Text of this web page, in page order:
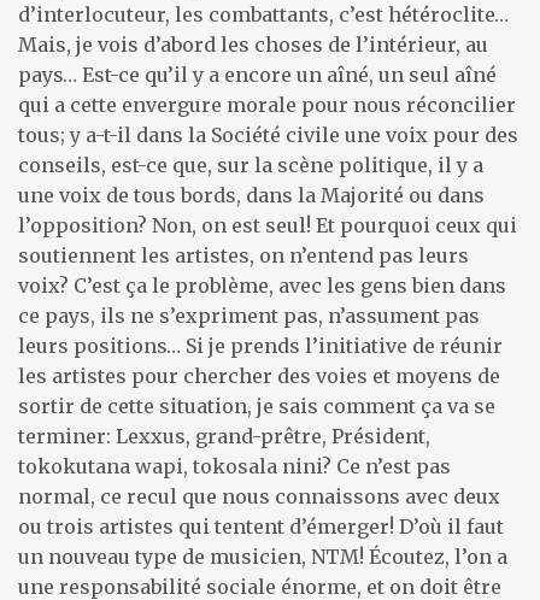
d’interlocuteur, les combattants, c’est hétéroclite…
Mais, je vois d’abord les choses de l’intérieur, au
pays… Est-ce qu’il y a encore un aîné, un seul aîné
qui a cette envergure morale pour nous réconcilier
tous; y a-t-il dans la Société civile une voix pour des
conseils, est-ce que, sur la scène politique, il y a
une voix de tous bords, dans la Majorité ou dans
l’opposition? Non, on est seul! Et pourquoi ceux qui
soutiennent les artistes, on n’entend pas leurs
voix? C’est ça le problème, avec les gens bien dans
ce pays, ils ne s’expriment pas, n’assument pas
leurs positions… Si je prends l’initiative de réunir
les artistes pour chercher des voies et moyens de
sortir de cette situation, je sais comment ça va se
terminer: Lexxus, grand-prêtre, Président,
tokokutana wapi, tokosala nini? Ce n’est pas
normal, ce recul que nous connaissons avec deux
ou trois artistes qui tentent d’émerger! D’où il faut
un nouveau type de musicien, NTM! Écoutez, l’on a
une responsabilité sociale énorme, et on doit être